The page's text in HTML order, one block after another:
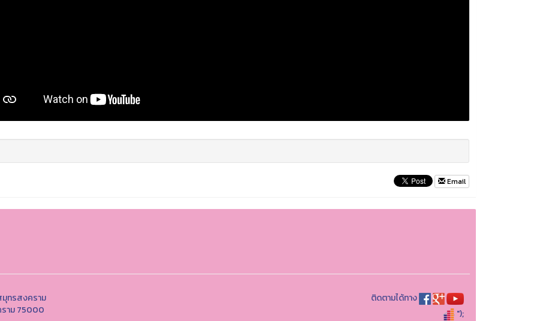
Email
มุทรสงคราม
ราม 75000
ติดตามได้ทาง
");